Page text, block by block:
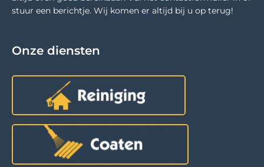
stuur een berichtje. Wij komen er altijd bij u op terug!
Onze diensten